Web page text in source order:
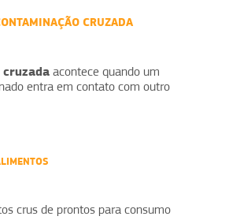
CRUZADA
acontece quando um
entra em contato com outro
crus de prontos para consumo